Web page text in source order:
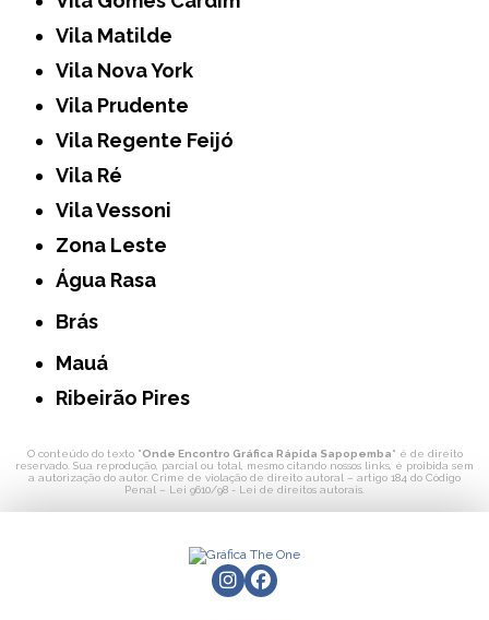
Vila Matilde
Vila Nova York
Vila Prudente
Vila Regente Feijó
Vila Ré
Vila Vessoni
Zona Leste
Água Rasa
Brás
Mauá
Ribeirão Pires
O conteúdo do texto "Onde Encontro Gráfica Rápida Sapopemba" é de direito
reservado. Sua reprodução, parcial ou total, mesmo citando nossos links, é proibida sem
a autorização do autor. Crime de violação de direito autoral – artigo 184 do Código
Penal – Lei 9610/98 - Lei de direitos autorais